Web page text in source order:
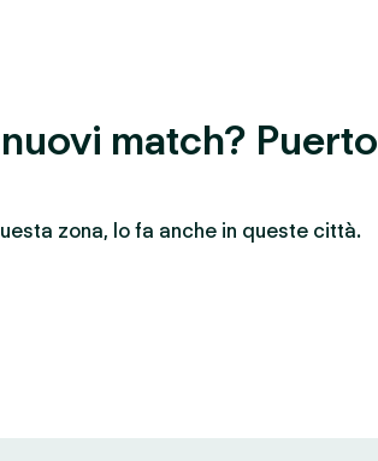
match? Puerto
zona, lo fa anche in queste città.